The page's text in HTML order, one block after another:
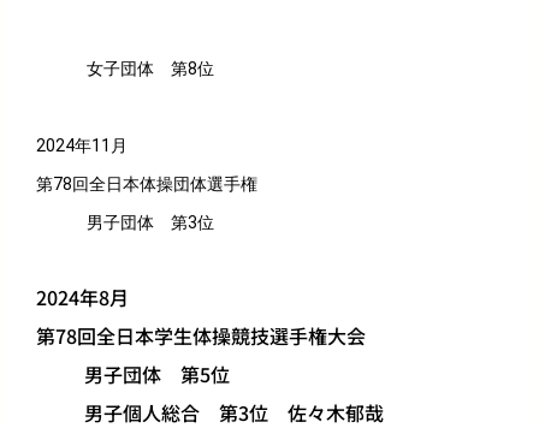
女子団体 第8位
2024年11月
第78回全日本体操団体選手権
男子団体 第3位
2024年8月
第78回全日本学生体操競技選手権大会
男子団体 第5位
男子個人総合 第3位 佐々木郁哉